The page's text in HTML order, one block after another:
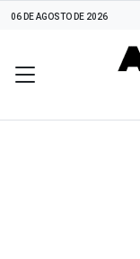
06 DE AGOSTO DE 2026